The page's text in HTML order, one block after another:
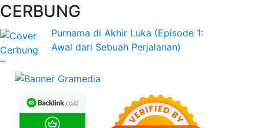
CERBUNG
Purnama di Akhir Luka (Episode 1:
Awal dari Sebuah Perjalanan)